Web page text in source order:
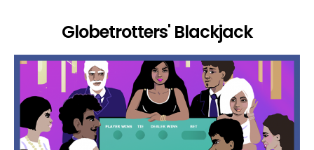
Globetrotters' Blackjack